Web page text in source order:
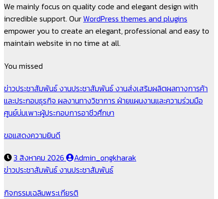
We mainly focus on quality code and elegant design with
incredible support. OurWordPress themes and plugins
empower you to create an elegant, professional and easy to
maintain website in no time at all.
You missed
ข่าวประชาสัมพันธ์งานประชาสัมพันธ์งานส่งเสริมผลิตผลทางการค้า
และประกอบธุรกิจ ผลงานทางวิชาการ ฝ่ายแผนงานและความร่วมมือ
ศูนย์บ่มเพาะผู้ประกอบการอาชีวศึกษา
ขอแสดงความยินดี
3 สิงหาคม 2026
Admin_ongkharak
ข่าวประชาสัมพันธ์งานประชาสัมพันธ์
กิจกรรมเฉลิมพระเกียรติ